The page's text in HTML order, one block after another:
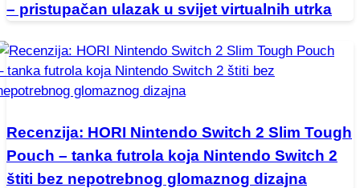
– pristupačan ulazak u svijet virtualnih utrka
Recenzija: HORI Nintendo Switch 2 Slim Tough
Pouch – tanka futrola koja Nintendo Switch 2
štiti bez nepotrebnog glomaznog dizajna